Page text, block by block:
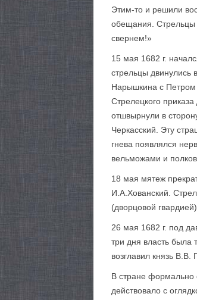
Этим-то и решили
обещания. Стрельцы
свернем!»
15 мая 1682 г.
стрельцы двинулись
Нарышкина с Петром
Стрелецкого
отшвырнули в
Черкасский. Эту
гнева появлялся
вельможами и
18 мая мятеж
И.А.Хованский.
(дворцовой
26 мая 1682 г. под
три дня власть была
возглавил князь В.В.
В стране формально
действовало с